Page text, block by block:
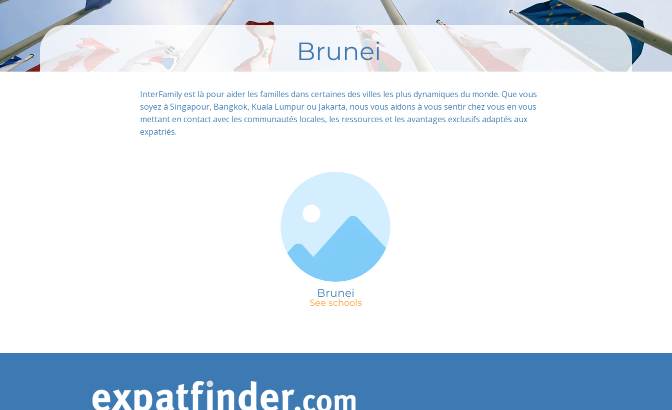
Brunei
InterFamily est là pour aider les familles dans certaines des villes les plus dynamiques du monde. Que vous
soyez à Singapour, Bangkok, Kuala Lumpur ou Jakarta, nous vous aidons à vous sentir chez vous en vous
mettant en contact avec les communautés locales, les ressources et les avantages exclusifs adaptés aux
expatriés.
Brunei
See schools